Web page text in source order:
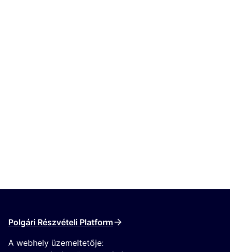
Polgári Részvételi Platform
A webhely üzemeltetője: